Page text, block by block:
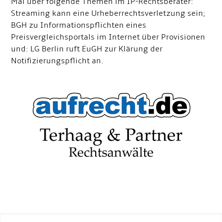
Streaming kann eine Urheberrechtsverletzung sein;
BGH zu Informationspflichten eines
Preisvergleichsportals im Internet über Provisionen
und: LG Berlin ruft EuGH zur Klärung der
Notifizierungspflicht an.